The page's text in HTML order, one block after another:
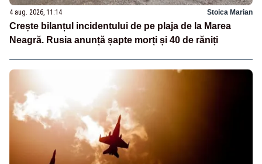
4 aug. 2026, 11:14 Stoica Marian
Crește bilanțul incidentului de pe plaja de la Marea
Neagră. Rusia anunță șapte morți și 40 de răniți